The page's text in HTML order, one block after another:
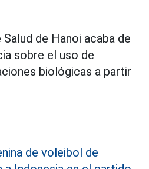
de Hanoi acaba de
sobre el uso de
biológicas a partir